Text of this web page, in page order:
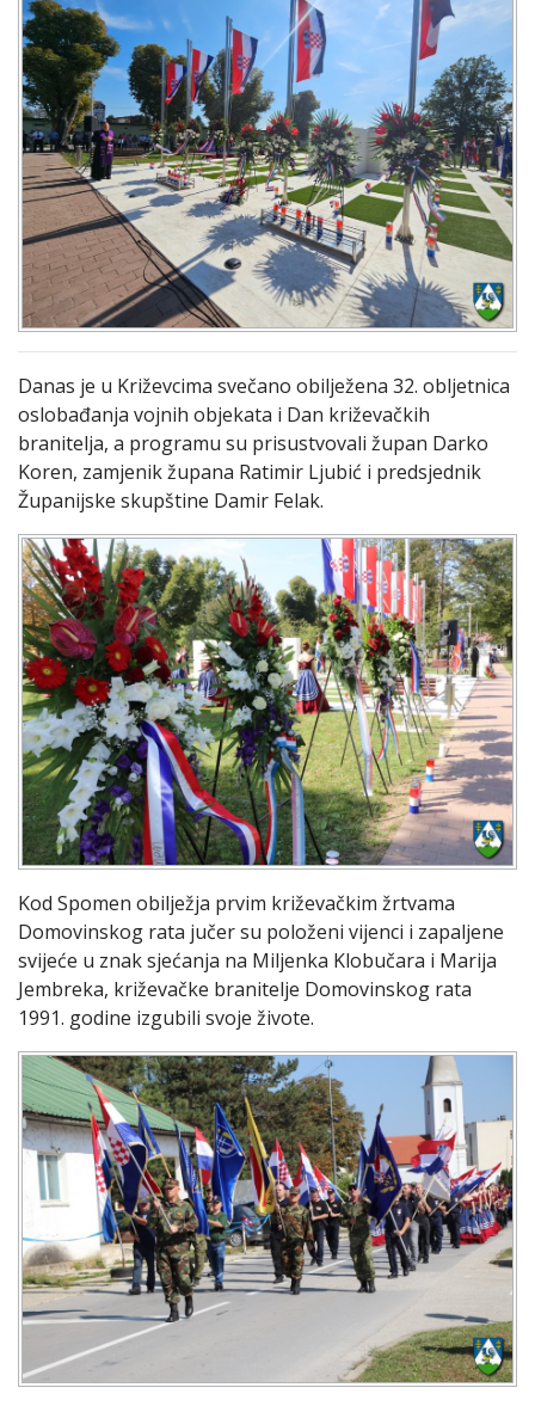
Danas je u Križevcima svečano obilježena 32. obljetnica
oslobađanja vojnih objekata i Dan križevačkih
branitelja, a programu su prisustvovali župan Darko
Koren, zamjenik župana Ratimir Ljubić i predsjednik
Županijske skupštine Damir Felak.
Kod Spomen obilježja prvim križevačkim žrtvama
Domovinskog rata jučer su položeni vijenci i zapaljene
svijeće u znak sjećanja na Miljenka Klobučara i Marija
Jembreka, križevačke branitelje Domovinskog rata
1991. godine izgubili svoje živote.